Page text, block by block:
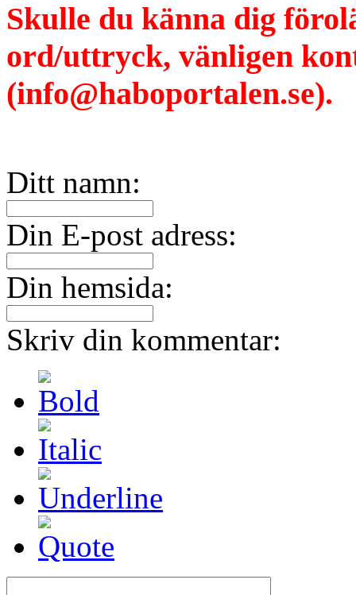
Skulle du känna dig
ord/uttryck, vänligen
(info@haboportalen.se).
Ditt namn:
Din E-post adress:
Din hemsida:
Skriv din kommentar: